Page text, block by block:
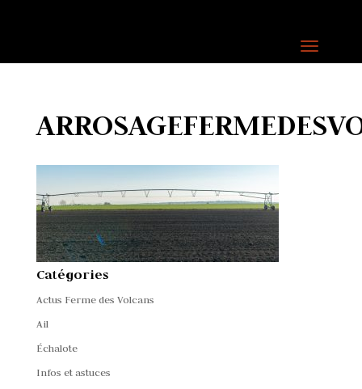
Catégories
Actus Ferme des Volcans
Ail
Échalote
Infos et astuces